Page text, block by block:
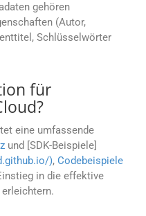
gehören
(Autor,
Schlüsselwörter
für
eine umfassende
und [SDK-Beispiele]
), Codebeispiele
in die effektive